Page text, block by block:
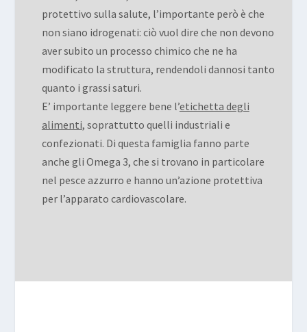
protettivo sulla salute, l’importante però è che
non siano idrogenati: ciò vuol dire che non devono
aver subito un processo chimico che ne ha
modificato la struttura, rendendoli dannosi tanto
quanto i grassi saturi.
E’ importante leggere bene l’etichetta degli
alimenti, soprattutto quelli industriali e
confezionati. Di questa famiglia fanno parte
anche gli Omega 3, che si trovano in particolare
nel pesce azzurro e hanno un’azione protettiva
per l’apparato cardiovascolare.